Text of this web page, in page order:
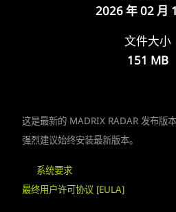
2026 年 02 月
文件大小
151 MB
这是最新的 MADRIX RADAR 发布版本
强烈建议始终安装最新版本。
系统要求
最终用户许可协议 [EULA]